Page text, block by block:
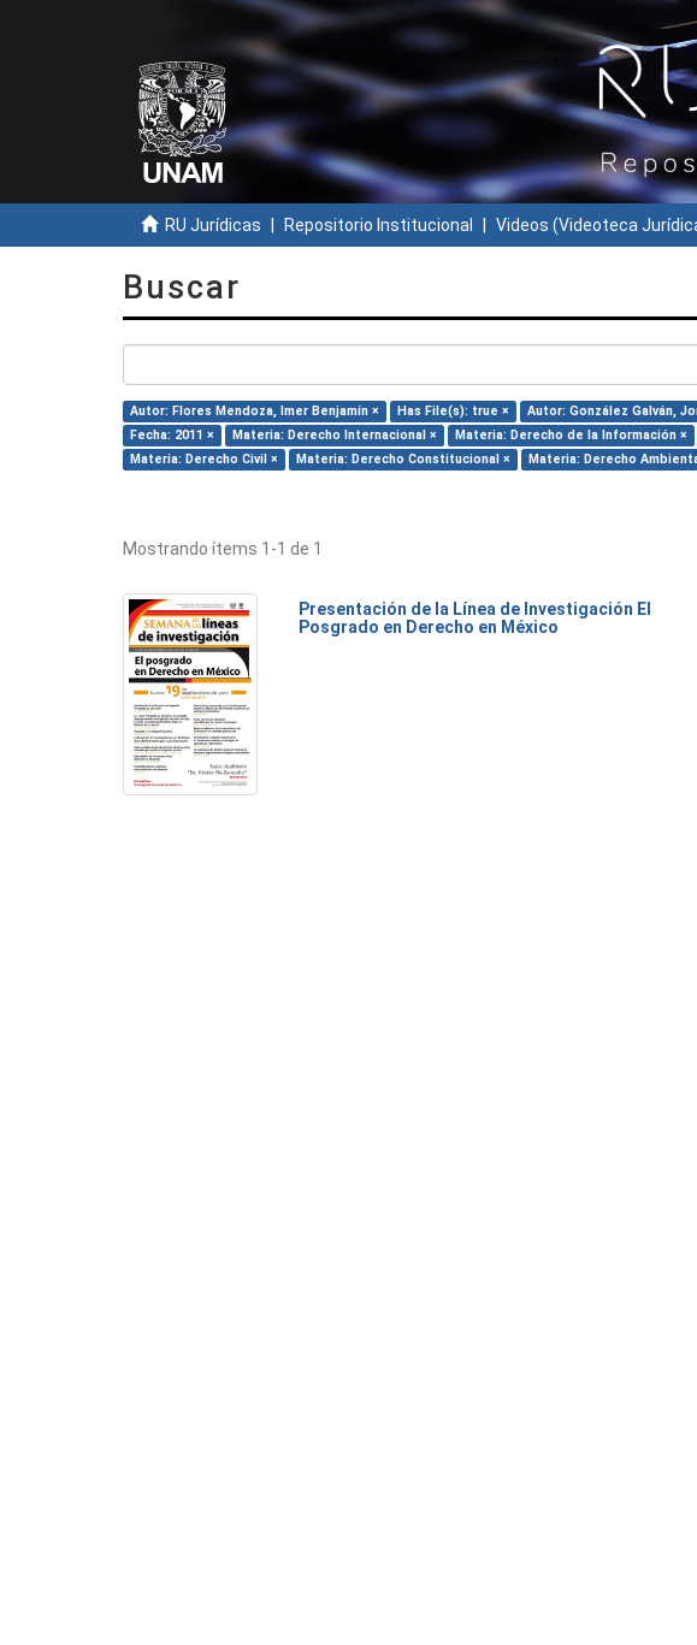
RU Jurídicas Repositorio Institucional Videos (Videoteca
Buscar
Autor: Flores Mendoza, Imer Benjamín × Has File(s): true × Autor: González Galván,
Fecha: 2011 ×
Materia: Derecho Internacional × Materia: Derecho de la Información ×
Materia: Derecho Civil ×
Materia: Derecho Constitucional × Materia: Derecho
Mostrando ítems 1-1 de 1
Presentación de la Línea de Investigación El
Posgrado en Derecho en México